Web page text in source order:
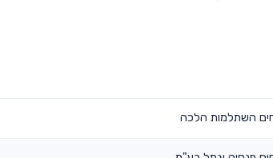
השתלמות הלכה